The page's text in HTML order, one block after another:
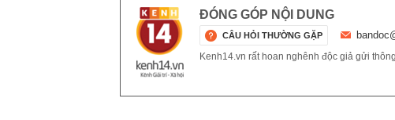
ĐÓNG GÓP NỘI DUNG
CÂU HỎI THƯỜNG GẶP
Kenh14.vn rất hoan nghênh độc giả gửi